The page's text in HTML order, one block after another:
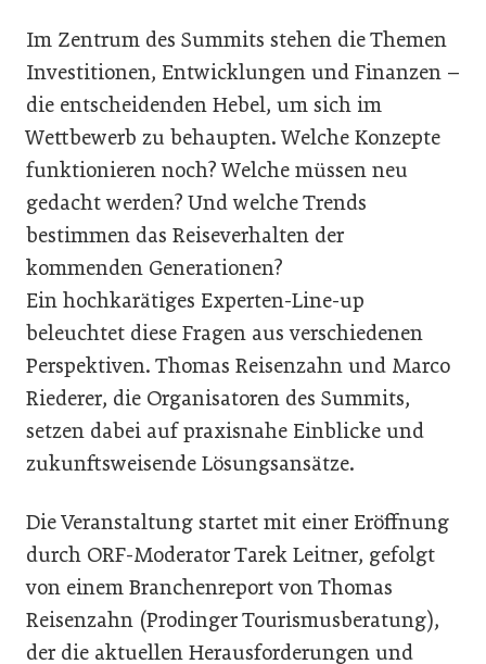
Im Zentrum des Summits stehen die Themen
Investitionen, Entwicklungen und Finanzen –
die entscheidenden Hebel, um sich im
Wettbewerb zu behaupten. Welche Konzepte
funktionieren noch? Welche müssen neu
gedacht werden? Und welche Trends
bestimmen das Reiseverhalten der
kommenden Generationen?
Ein hochkarätiges Experten-Line-up
beleuchtet diese Fragen aus verschiedenen
Perspektiven. Thomas Reisenzahn und Marco
Riederer, die Organisatoren des Summits,
setzen dabei auf praxisnahe Einblicke und
zukunftsweisende Lösungsansätze.
Die Veranstaltung startet mit einer Eröffnung
durch ORF-Moderator Tarek Leitner, gefolgt
von einem Branchenreport von Thomas
Reisenzahn (Prodinger Tourismusberatung),
der die aktuellen Herausforderungen und